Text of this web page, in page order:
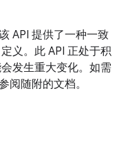
API 提供了一种一致
义。此 API 正处于积
发生重大变化。如需
阅随附的文档。